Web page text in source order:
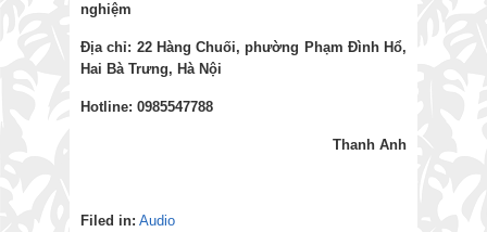
nghiệm
Địa chỉ: 22 Hàng Chuối, phường Phạm Đình Hổ,
Hai Bà Trưng, Hà Nội
Hotline: 0985547788
Thanh Anh
Filed in: Audio